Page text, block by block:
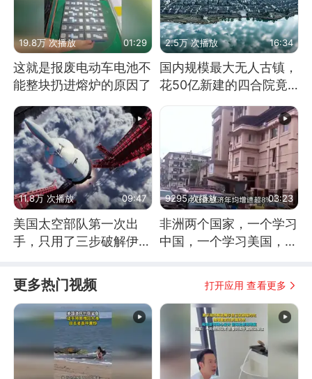
19.8万 次播放 01:29
这就是报废电动车电池不
能整块扔进熔炉的原因了
2.5万 次播放 16:34
国内规模最大无人古镇，
花50亿新建的四合院竟
11.8万 次播放 09:47
美国太空部队第一次出
手，只用了三步破解伊朗
9295 次播放 03:23
非洲两个国家，一个学习
中国，一个学习美国，结
更多热门视频 打开应用 查看更多